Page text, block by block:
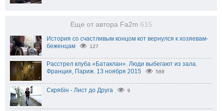
Еще от автора Fa2m 615
История со счастливым концом кот вернулся к хозяевам-
беженцам
127
Расстрел клуба «Батаклан». Люди выбегают из зала.
Франция, Париж. 13 ноября 2015
588
Скрябін - Лист до Друга 9